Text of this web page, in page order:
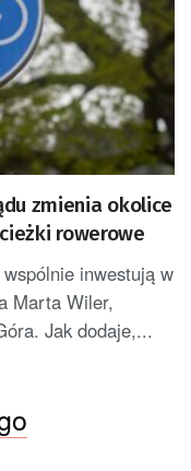
zmienia okolice
rowerowe
inwestują w
Marta Wiler,
Jak dodaje,...